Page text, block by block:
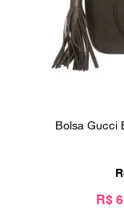
Bolsa Gucci
R$